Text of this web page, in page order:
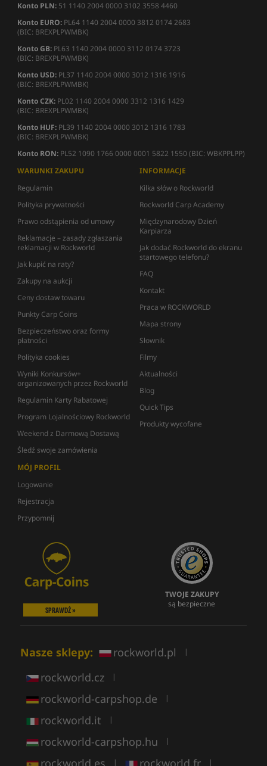
Konto PLN: 51 1140 2004 0000 3102 3558 4460
Konto EURO: PL64 1140 2004 0000 3812 0174 2683
(BIC: BREXPLPWMBK)
Konto GB: PL63 1140 2004 0000 3112 0174 3723
(BIC: BREXPLPWMBK)
Konto USD: PL37 1140 2004 0000 3012 1316 1916
(BIC: BREXPLPWMBK)
Konto CZK: PL02 1140 2004 0000 3312 1316 1429
(BIC: BREXPLPWMBK)
Konto HUF: PL39 1140 2004 0000 3012 1316 1783
(BIC: BREXPLPWMBK)
Konto RON: PL52 1090 1766 0000 0001 5822 1550 (BIC: WBKPPLPP)
WARUNKI ZAKUPU
Regulamin
Polityka prywatności
Prawo odstąpienia od umowy
Reklamacje – zasady zgłaszania
reklamacji w Rockworld
Jak kupić na raty?
Zakupy na aukcji
Ceny dostaw towaru
Punkty Carp Coins
Bezpieczeństwo oraz formy
płatności
Polityka cookies
Wyniki Konkursów+
organizowanych przez Rockworld
Regulamin Karty Rabatowej
Program Lojalnościowy Rockworld
Weekend z Darmową Dostawą
Śledź swoje zamówienia
INFORMACJE
Kilka słów o Rockworld
Rockworld Carp Academy
Międzynarodowy Dzień
Karpiarza
Jak dodać Rockworld do ekranu
startowego telefonu?
FAQ
Kontakt
Praca w ROCKWORLD
Mapa strony
Słownik
Filmy
Aktualności
Blog
Quick Tips
Produkty wycofane
MÓJ PROFIL
Logowanie
Rejestracja
Przypomnij
SPRAWDŹ »
TWOJE ZAKUPY
są bezpieczne
Nasze sklepy: rockworld.pl |
rockworld.cz |
rockworld-carpshop.de |
rockworld.it |
rockworld-carpshop.hu |
rockworld.es | rockworld.fr |